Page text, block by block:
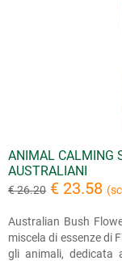
ANIMAL CALMING
AUSTRALIANI
€ 26.20 € 23.58
Australian Bush
miscela di essenze di
gli animali, dedicata